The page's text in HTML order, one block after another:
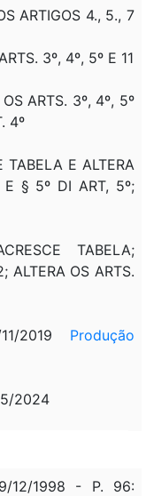
ARTIGOS 4., 5., 7
3º, 4º, 5º E 11
OS ARTS. 3º, 4º, 5º
4º
E ALTERA
§ 5º DI ART, 5º;
TABELA;
ALTERA OS ARTS.
11/2019 Produção
2024
12/1998 - P. 96: